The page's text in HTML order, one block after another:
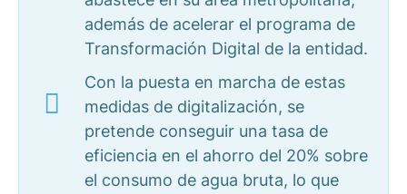
además de acelerar el programa de
Transformación Digital de la entidad.
Con la puesta en marcha de estas
medidas de digitalización, se
pretende conseguir una tasa de
eficiencia en el ahorro del 20% sobre
el consumo de agua bruta, lo que